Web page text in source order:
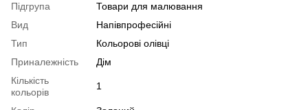
Підгрупа
Товари для малювання
Вид
Напівпрофесійні
Тип
Кольорові олівці
Приналежність
Дім
Кількість
кольорів
1